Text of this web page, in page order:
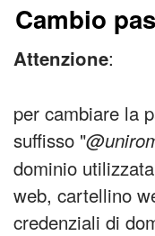
Cambio
Attenzione:
per cambiare la
suffisso "
dominio
web, cartellino
credenziali di